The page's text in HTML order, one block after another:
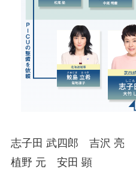
志子田 武四郎 吉沢 亮
植野 元 安田 顕